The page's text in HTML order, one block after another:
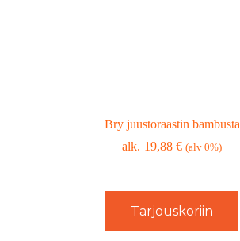
Bry juustoraastin bambusta
19,88€ (alv 0%)
Tarjouskoriin